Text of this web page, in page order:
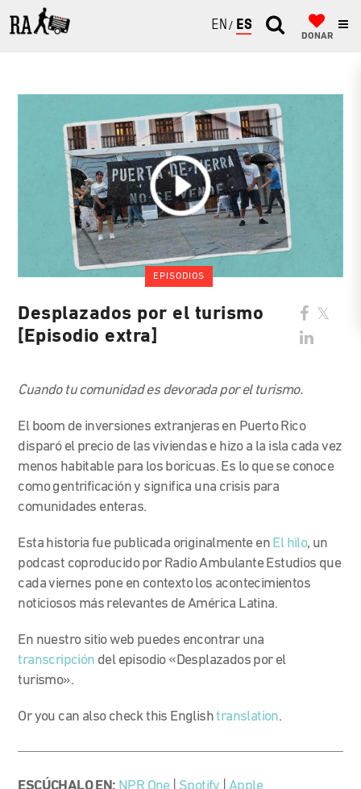
ENGLISH
ESPAÑOL
DONAR
EPISODIOS
Desplazados por el turismo
[Episodio extra]
Cuando tu comunidad es devorada por el turismo.
El boom de inversiones extranjeras en Puerto Rico
disparó el precio de las viviendas e hizo a la isla cada vez
menos habitable para los boricuas. Es lo que se conoce
como gentrificación y significa una crisis para
comunidades enteras.
Esta historia fue publicada originalmente en El hilo, un
podcast coproducido por Radio Ambulante Estudios que
cada viernes pone en contexto los acontecimientos
noticiosos más relevantes de América Latina.
En nuestro sitio web puedes encontrar una
transcripción del episodio «Desplazados por el
turismo».
Or you can also check this Englishtranslation.
ESCÚCHALO EN: NPR One| Spotify |Apple